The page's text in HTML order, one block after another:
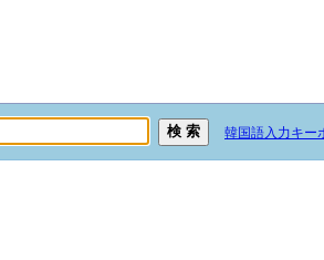
韓国語入力キー